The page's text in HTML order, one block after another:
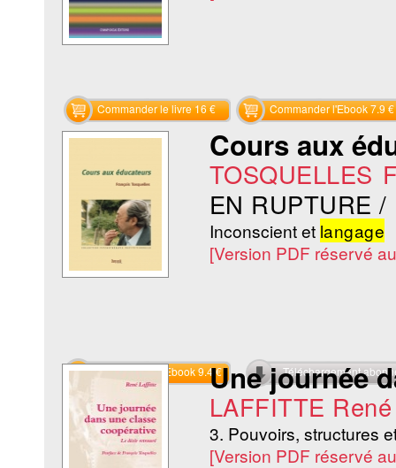
Commander le livre 16 € Commander l'Ebook 7.9 €
Cours aux
TOSQUELLES
EN RUPTURE
Inconscient et langage
[Version PDF réservé
Commander l'Ebook 9.4 € Téléchargement
Une journée
LAFFITTE René
3. Pouvoirs, structures
[Version PDF réservé